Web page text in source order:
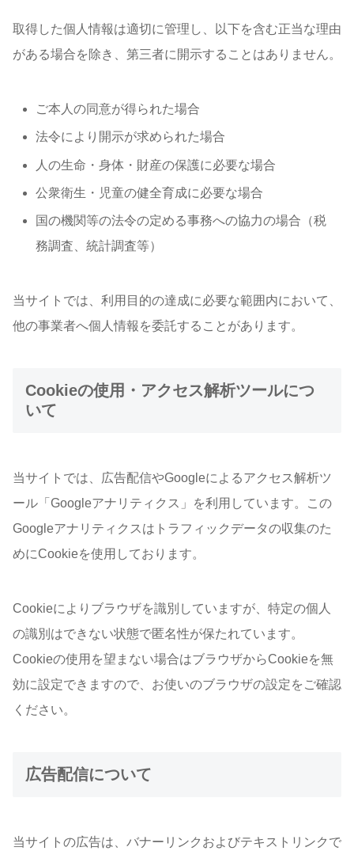
取得した個人情報は適切に管理し、以下を含む正当な理由
がある場合を除き、第三者に開示することはありません。
ご本人の同意が得られた場合
法令により開示が求められた場合
人の生命・身体・財産の保護に必要な場合
公衆衛生・児童の健全育成に必要な場合
国の機関等の法令の定める事務への協力の場合（税
務調査、統計調査等）
当サイトでは、利用目的の達成に必要な範囲内において、
他の事業者へ個人情報を委託することがあります。
Cookieの使用 ・ アクセス解析ツールにつ
いて
当サイトでは、広告配信やGoogleによるアクセス解析ツ
ール「Googleアナリティクス」を利用しています。この
Googleアナリティクスはトラフィックデータの収集のた
めにCookieを使用しております。
Cookieによりブラウザを識別していますが、特定の個人
の識別はできない状態で匿名性が保たれています。
Cookieの使用を望まない場合はブラウザからCookieを無
効に設定できますので、お使いのブラウザの設定をご確認
ください。
広告配信について
当サイトの広告は、バナーリンクおよびテキストリンクで